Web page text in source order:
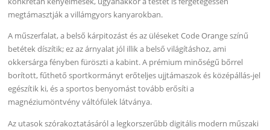
megtámasztják a villámgyors kanyarokban.
A műszerfalat, a belső kárpitozást és az üléseket Code Orange színű
betétek díszítik; ez az árnyalat jól illik a belső világításhoz, ami
okkersárga fényben füröszti a kabint. A prémium minőségű bőrrel
borított, fűthető sportkormányt erőteljes ujjtámaszok és középállás-jel
egészítik ki, és a sportos benyomást tovább erősíti a
magnéziumöntvény váltófülek látványa.
Az utasok szórakoztatásáról a legkorszerűbb digitális modern műszaki